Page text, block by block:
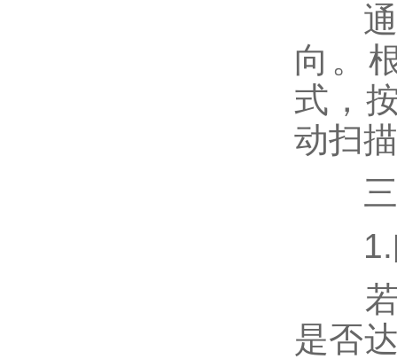
通过
向。
式，
动扫
三
1.
若
是否